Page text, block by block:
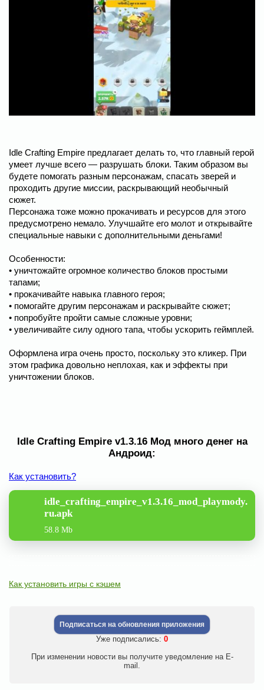
Idle Crafting Empire предлагает делать то, что главный герой
умеет лучше всего — разрушать блоки. Таким образом вы
будете помогать разным персонажам, спасать зверей и
проходить другие миссии, раскрывающий необычный
сюжет.
Персонажа тоже можно прокачивать и ресурсов для этого
предусмотрено немало. Улучшайте его молот и открывайте
специальные навыки с дополнительными деньгами!
Особенности:
• уничтожайте огромное количество блоков простыми
тапами;
• прокачивайте навыка главного героя;
• помогайте другим персонажам и раскрывайте сюжет;
• попробуйте пройти самые сложные уровни;
• увеличивайте силу одного тапа, чтобы ускорить геймплей.
Оформлена игра очень просто, поскольку это кликер. При
этом графика довольно неплохая, как и эффекты при
уничтожении блоков.
Idle Crafting Empire v1.3.16 Мод много денег на
Андроид:
Как установить?
idle_crafting_empire_v1.3.16_mod_playmody.
ru.apk
58.8 Mb
Как установить игры с кэшем
Подписаться на обновления приложения
Уже подписались: 0
При изменении новости вы получите уведомление на E-
mail.